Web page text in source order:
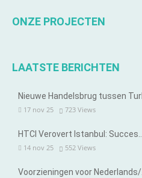
ONZE PROJECTEN
LAATSTE BERICHTEN
Nieuwe Handelsbrug tussen
17 nov 25 723 Views
HTCI Verovert Istanbul: Succes…
14 nov 25 552 Views
Voorzieningen voor Nederlands/…